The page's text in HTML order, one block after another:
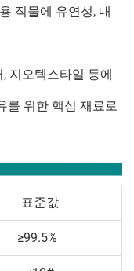
직물에 유연성, 내
지오텍스타일 등에
를 위한 핵심 재료로
표준값
≥99.5%